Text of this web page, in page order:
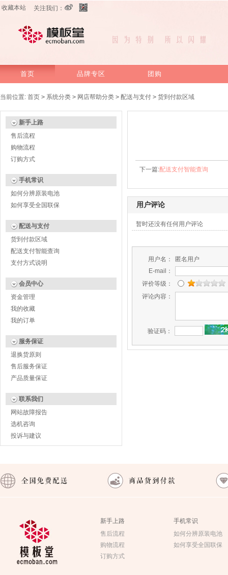
收藏本站 关注我们：
首页 品牌专区 团购
当前位置: 首页 > 系统分类 > 网店帮助分类 > 配送与支付 > 货到付款区域
新手上路
售后流程
购物流程
订购方式
手机常识
如何分辨原装电池
如何享受全国联保
配送与支付
货到付款区域
配送支付智能查询
支付方式说明
会员中心
资金管理
我的收藏
我的订单
服务保证
退换货原则
售后服务保证
产品质量保证
联系我们
网站故障报告
选机咨询
投诉与建议
下一篇:配送支付智能查询
用户评论
暂时还没有任何用户评论
用户名：
匿名用户
E-mail：
评价等级：
评论内容：
验证码：
新手上路
售后流程
购物流程
订购方式
手机常识
如何分辨原装电池
如何享受全国联保